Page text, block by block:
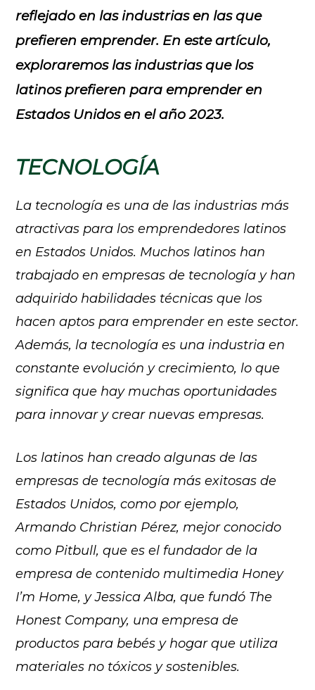
reflejado en las industrias en las que
prefieren emprender. En este artículo,
exploraremos las industrias que los
latinos prefieren para emprender en
Estados Unidos en el año 2023.
TECNOLOGÍA
La tecnología es una de las industrias más
atractivas para los emprendedores latinos
en Estados Unidos. Muchos latinos han
trabajado en empresas de tecnología y han
adquirido habilidades técnicas que los
hacen aptos para emprender en este sector.
Además, la tecnología es una industria en
constante evolución y crecimiento, lo que
significa que hay muchas oportunidades
para innovar y crear nuevas empresas.
Los latinos han creado algunas de las
empresas de tecnología más exitosas de
Estados Unidos, como por ejemplo,
Armando Christian Pérez, mejor conocido
como Pitbull, que es el fundador de la
empresa de contenido multimedia Honey
I’m Home, y Jessica Alba, que fundó The
Honest Company, una empresa de
productos para bebés y hogar que utiliza
materiales no tóxicos y sostenibles.